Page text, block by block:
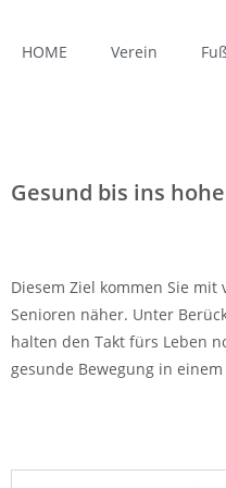
HOME Verein
Gesund bis ins
Diesem Ziel kommen Sie
Senioren näher. Unter
halten den Takt fürs Leben
gesunde Bewegung in